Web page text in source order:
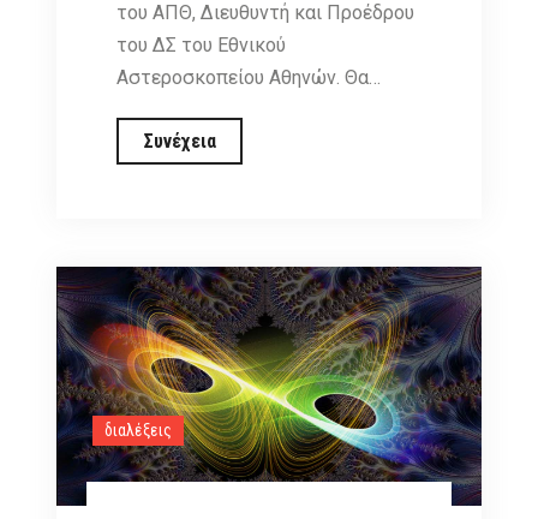
του ΑΠΘ, Διευθυντή και Προέδρου
του ΔΣ του Εθνικού
Αστεροσκοπείου Αθηνών. Θα…
ΣυνέχειαΣύγχρονη
Κοσμολογία
φως
του
James
Webb,
Κυριακή
19
Φεβρουαρίου
διαλέξεις